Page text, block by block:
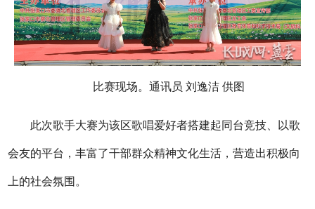
比赛现场。通讯员 刘逸洁 供图
此次歌手大赛为该区歌唱爱好者搭建起同台竞技、以歌
会友的平台，丰富了干部群众精神文化生活，营造出积极向
上的社会氛围。